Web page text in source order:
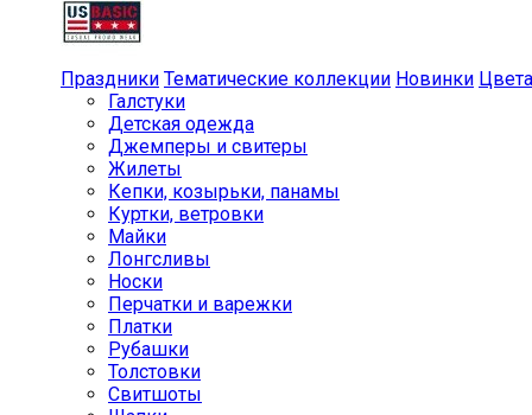
Праздники Тематические коллекции Новинки Цвета
Галстуки
Детская одежда
Джемперы и свитеры
Жилеты
Кепки, козырьки, панамы
Куртки, ветровки
Майки
Лонгсливы
Носки
Перчатки и варежки
Платки
Рубашки
Толстовки
Свитшоты